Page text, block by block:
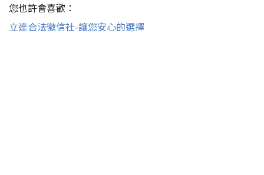
您也許會喜歡：
立達合法徵信社-讓您安心的選擇